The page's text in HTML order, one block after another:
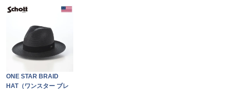
ONE STAR BRAID
HAT（ワンスター ブレ